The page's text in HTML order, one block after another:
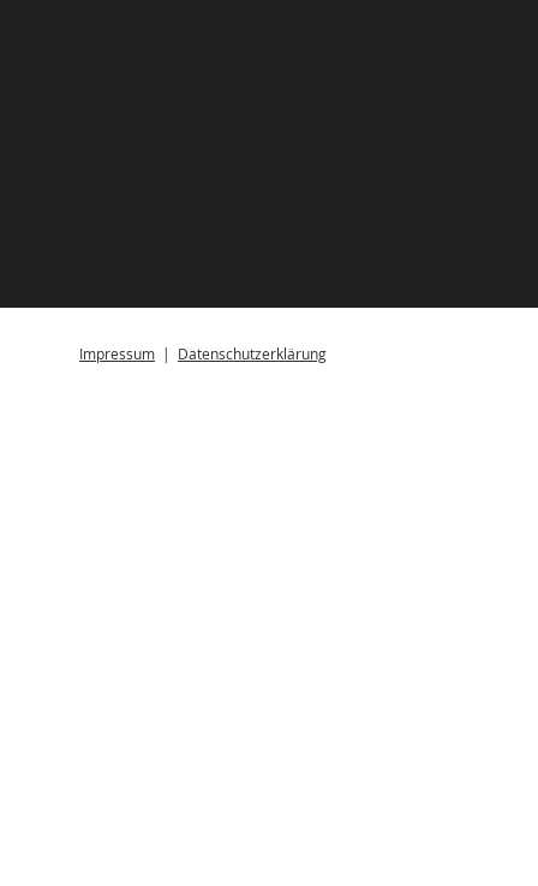
Impressum | Datenschutzerklärung